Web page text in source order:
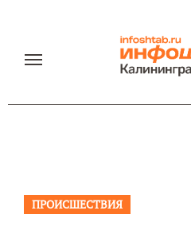
содержанию
ПРОИСШЕСТВИЯ